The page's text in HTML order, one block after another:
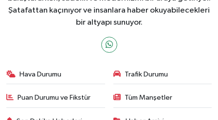
Şatafattan kaçınıyor ve insanlara haber okuyabilecekleri
bir altyapı sunuyor.
Hava Durumu Trafik Durumu
Puan Durumu ve Fikstür Tüm Manşetler